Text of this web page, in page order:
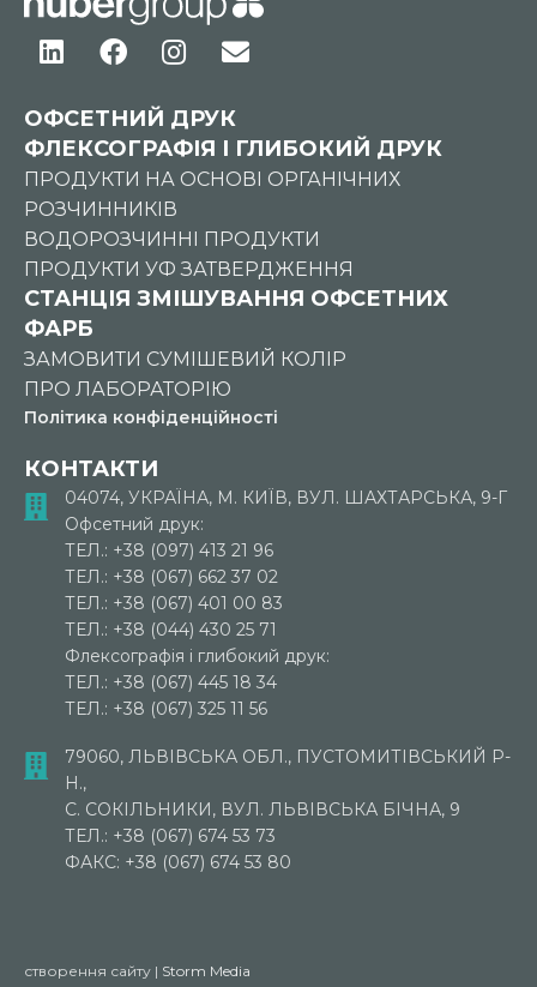
ОФСЕТНИЙ ДРУК
ФЛЕКСОГРАФІЯ І ГЛИБОКИЙ ДРУК
ПРОДУКТИ НА ОСНОВІ ОРГАНІЧНИХ
РОЗЧИННИКІВ
ВОДОРОЗЧИННІ ПРОДУКТИ
ПРОДУКТИ УФ ЗАТВЕРДЖЕННЯ
СТАНЦІЯ ЗМІШУВАННЯ ОФСЕТНИХ
ФАРБ
ЗАМОВИТИ СУМІШЕВИЙ КОЛІР
ПРО ЛАБОРАТОРІЮ
Політика конфіденційності
КОНТАКТИ
04074, УКРАЇНА, М. КИЇВ, ВУЛ. ШАХТАРСЬКА, 9-Г
Офсетний друк:
ТЕЛ.: +38 (097) 413 21 96
ТЕЛ.: +38 (067) 662 37 02
ТЕЛ.: +38 (067) 401 00 83
ТЕЛ.: +38 (044) 430 25 71
Флексографія і глибокий друк:
ТЕЛ.: +38 (067) 445 18 34
ТЕЛ.: +38 (067) 325 11 56
79060, ЛЬВІВСЬКА ОБЛ., ПУСТОМИТІВСЬКИЙ Р-
Н.,
С. СОКІЛЬНИКИ, ВУЛ. ЛЬВІВСЬКА БІЧНА, 9
ТЕЛ.: +38 (067) 674 53 73
ФАКС: +38 (067) 674 53 80
створення сайту | Storm Media